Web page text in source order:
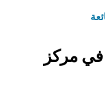
في مركز